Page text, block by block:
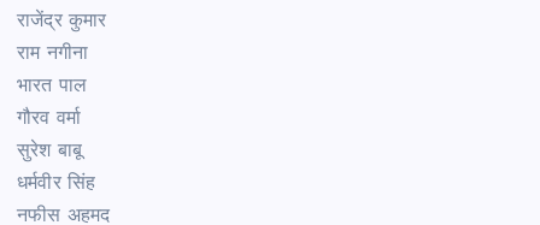
राजेंद्र कुमार
राम नगीना
भारत पाल
गौरव वर्मा
सुरेश बाबू
धर्मवीर सिंह
नफीस अहमद